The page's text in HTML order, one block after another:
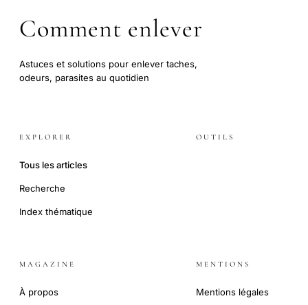
Comment enlever
Astuces et solutions pour enlever taches,
odeurs, parasites au quotidien
EXPLORER
Tous les articles
Recherche
Index thématique
OUTILS
MAGAZINE
À propos
MENTIONS
Mentions légales